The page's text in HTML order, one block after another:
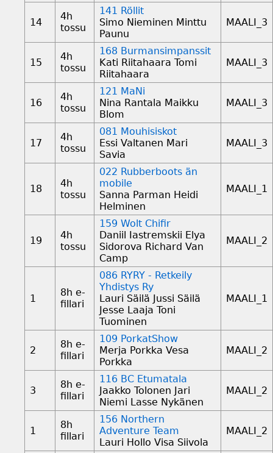
14
4h
tossu
141 Röllit
Simo Nieminen Minttu
Paunu
MAALI_3
15
4h
tossu
168 Burmansimpanssit
Kati Riitahaara Tomi
Riitahaara
MAALI_3
16
4h
tossu
121 MaNi
Nina Rantala Maikku
Blom
MAALI_3
17
4h
tossu
081 Mouhisiskot
Essi Valtanen Mari
Savia
MAALI_3
18
4h
tossu
022 Rubberboots än
mobile
Sanna Parman Heidi
Helminen
MAALI_1
19
4h
tossu
159 Wolt Chifir
Daniil Iastremskii Elya
Sidorova Richard Van
Camp
MAALI_2
1
8h e-
fillari
086 RYRY - Retkeily
Yhdistys Ry
Lauri Säilä Jussi Säilä
Jesse Laaja Toni
Tuominen
MAALI_1
2
8h e-
fillari
109 PorkatShow
Merja Porkka Vesa
Porkka
MAALI_2
3
8h e-
fillari
116 BC Etumatala
Jaakko Tolonen Jari
Niemi Lasse Nykänen
MAALI_2
1
8h
fillari
156 Northern
Adventure Team
Lauri Hollo Visa Siivola
MAALI_2